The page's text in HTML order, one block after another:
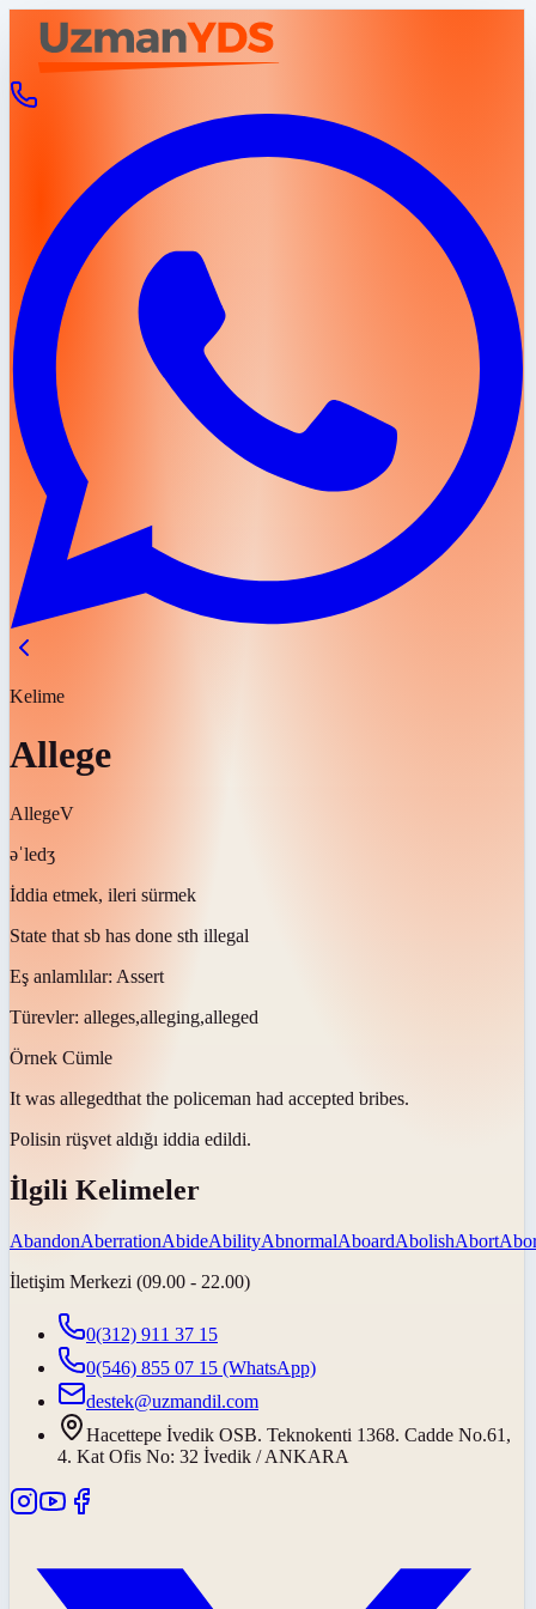
Kelime
Allege
AllegeV
əˈledʒ
İddia etmek, ileri sürmek
State that sb has done sth illegal
Eş anlamlılar: Assert
Türevler: alleges,alleging,alleged
Örnek Cümle
It was allegedthat the policeman had accepted bribes.
Polisin rüşvet aldığı iddia edildi.
İlgili Kelimeler
AbandonAberrationAbideAbilityAbnormalAboardAbolishAbort
İletişim Merkezi (09.00 - 22.00)
0(312) 911 37 15
0(546) 855 07 15 (WhatsApp)
destek@uzmandil.com
Hacettepe İvedik OSB. Teknokenti 1368. Cadde No.61,
4. Kat Ofis No: 32 İvedik / ANKARA